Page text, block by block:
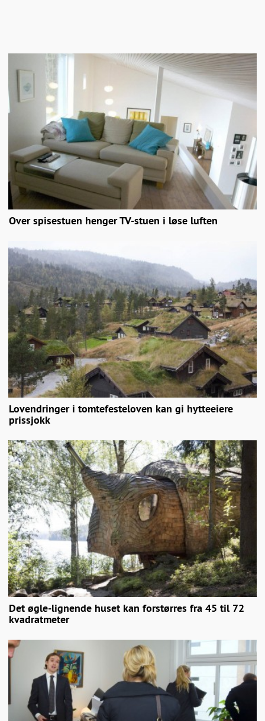
Over spisestuen henger TV-stuen i løse luften
Lovendringer i tomtefesteloven kan gi hytteeiere
prissjokk
Det øgle-lignende huset kan forstørres fra 45 til 72
kvadratmeter